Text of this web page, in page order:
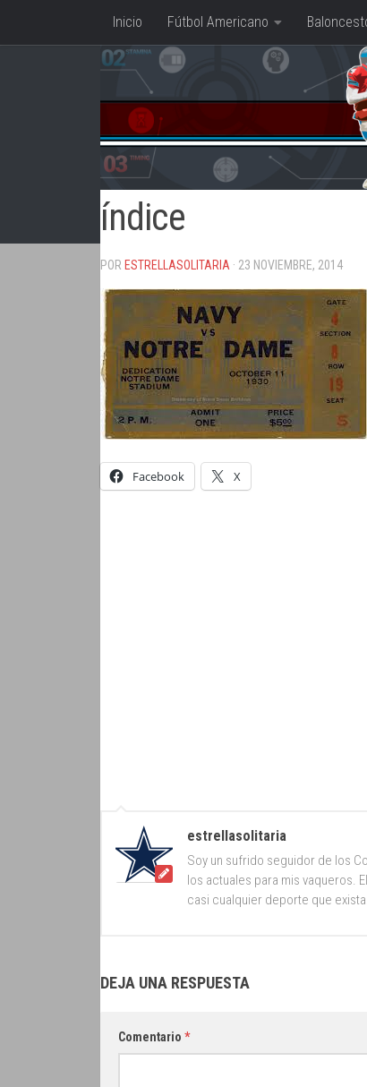
Saltar al contenido
Inicio Fútbol Americano
índice
POR ESTRELLASOLITARIA · 23 NOVIEMBRE, 2014
Facebook X
estrellasolitaria
Soy un sufrido seguidor de los
los actuales para mis vaqueros.
casi cualquier deporte que exista.
DEJA UNA RESPUESTA
Comentario *